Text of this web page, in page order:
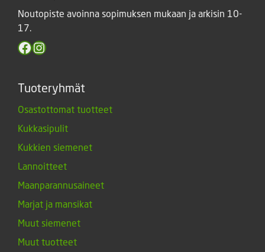
Noutopiste avoinna sopimuksen mukaan ja arkisin 10-
17.
Facebook
Instagram
Tuoteryhmät
Osastottomat tuotteet
Kukkasipulit
Kukkien siemenet
Lannoitteet
Maanparannusaineet
Marjat ja mansikat
Muut siemenet
Muut tuotteet